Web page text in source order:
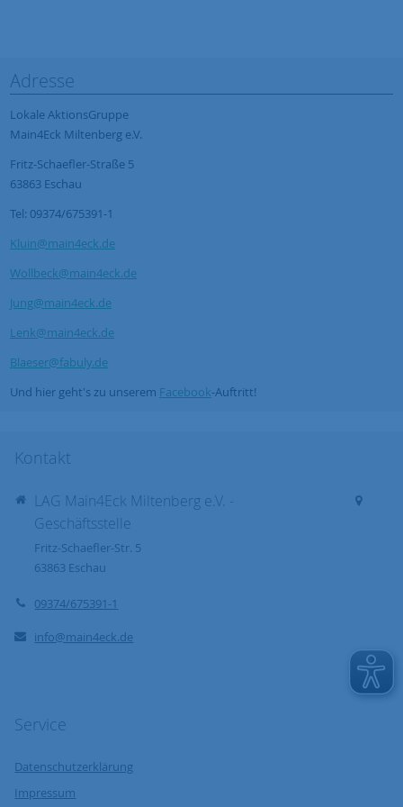
Adresse
Lokale AktionsGruppe
Main4Eck Miltenberg e.V.
Fritz-Schaefler-Straße 5
63863 Eschau
Tel: 09374/675391-1
Kluin@main4eck.de
Wollbeck@main4eck.de
Jung@main4eck.de
Lenk@main4eck.de
Blaeser@fabuly.de
Und hier geht's zu unserem Facebook-Auftritt!
Kontakt
LAG Main4Eck Miltenberg e.V. -
Geschäftsstelle
Fritz-Schaefler-Str. 5
63863 Eschau
09374/675391-1
info@main4eck.de
Service
Datenschutzerklärung
Impressum